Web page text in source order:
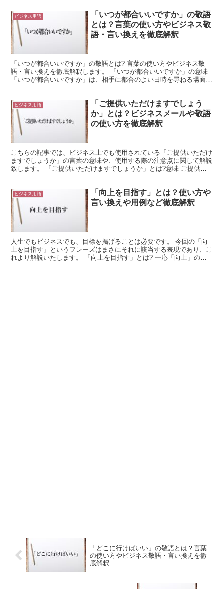
ビジネス用語
「いつが都合いいですか」の敬語
とは？言葉の使い方やビジネス敬
語・言い換えを徹底解釈
「いつが都合いいですか」の敬語とは? 言葉の使い方やビジネス敬
語・言い換えを徹底解釈します。 「いつが都合いいですか」の意味
「いつが都合いいですか」は、相手に都合のよい日時を尋ねる場面で
ビジネス用語
「ご提供いただけますでしょう
か」とは？ビジネスメールや敬語
の使い方を徹底解釈
こちらの記事では、ビジネス上でも使用されている「ご提供いただけ
ますでしょうか」の言葉の意味や、使用する際の注意点に関して解説
致します。 「ご提供いただけますでしょうか」とは?意味 ご提供い
ビジネス用語
「向上を目指す」とは？使い方や
言い換えや用例など徹底解釈
人生でもビジネスでも、目標を掲げることは必要です。 今回の「向
上を目指す」というフレーズはまさにそれに該当する表現であり、こ
れより解説いたします。 「向上を目指す」とは? 一応「向上」の意
「どこに行けばいい」の敬語とは？言葉
の使い方やビジネス敬語・言い換えを徹
底解釈